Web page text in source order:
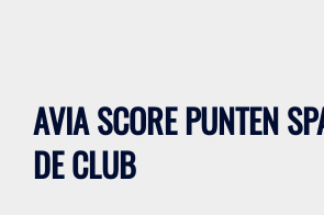
AVIA SCORE PUNTEN
DE CLUB